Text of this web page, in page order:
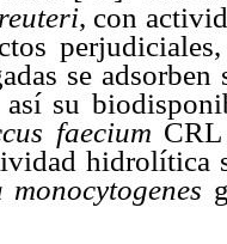
, con
se
su
faecium
hidrolítica